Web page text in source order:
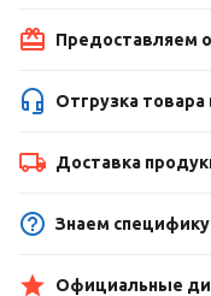
Предоставляем
Отгрузка
Доставка
Знаем
Официальные